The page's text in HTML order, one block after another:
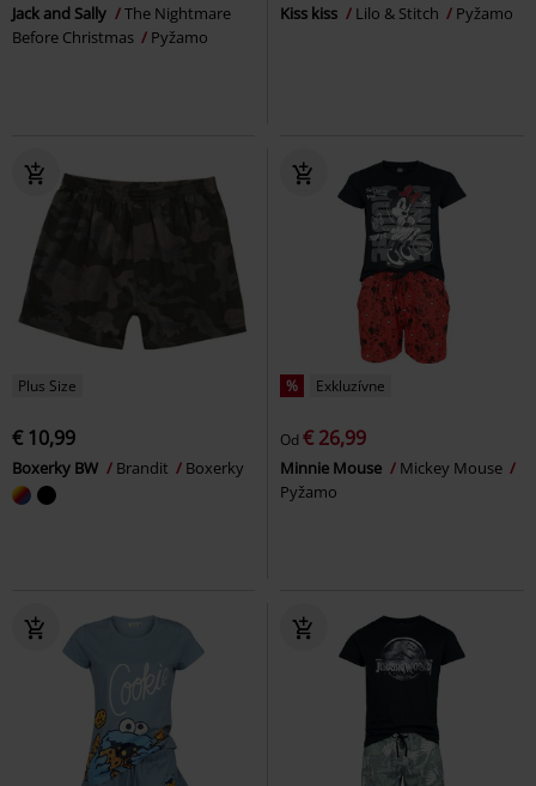
Jack and Sally
The Nightmare
Before Christmas
Pyžamo
Kiss kiss Lilo & Stitch Pyžamo
Plus Size
€ 10,99
Boxerky BW Brandit Boxerky
% Exkluzívne
Od € 26,99
Minnie Mouse
Mickey Mouse
Pyžamo